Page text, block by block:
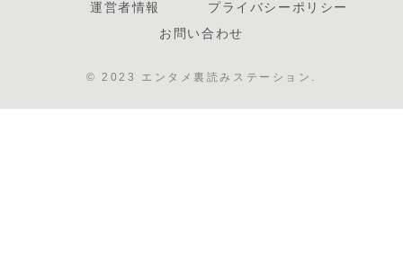
運営者情報
プライバシーポリシー
お問い合わせ
© 2023 エンタメ裏読みステーション.